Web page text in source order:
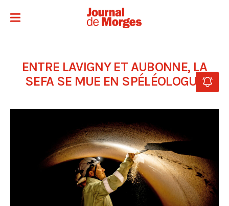
ENTRE LAVIGNY ET AUBONNE, LA
SEFA SE MUE EN SPÉLÉOLOGUE